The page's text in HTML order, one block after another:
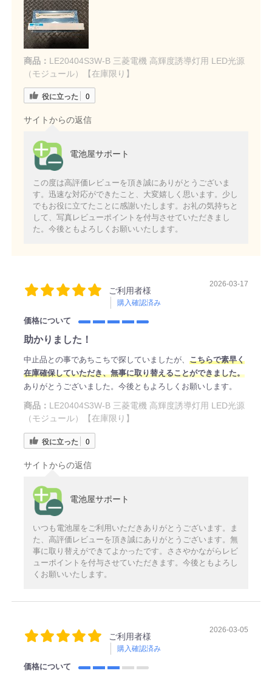
商品： LE20404S3W-B 三菱電機 高輝度誘導灯用 LED光源
（モジュール）【在庫限り】
役に立った 0
サイトからの返信
電池屋サポート
この度は高評価レビューを頂き誠にありがとうございま
す。迅速な対応ができたこと、大変嬉しく思います。少し
でもお役に立てたことに感謝いたします。お礼の気持ちと
して、写真レビューポイントを付与させていただきまし
た。今後ともよろしくお願いいたします。
ご利用者様
購入確認済み
2026-03-17
価格について
助かりました！
中止品との事であちこちで探していましたが、 こちらで素早く
在庫確保していただき、無事に取り替えることができました。
ありがとうございました。今後ともよろしくお願いします。
商品： LE20404S3W-B 三菱電機 高輝度誘導灯用 LED光源
（モジュール）【在庫限り】
役に立った 0
サイトからの返信
電池屋サポート
いつも電池屋をご利用いただきありがとうございます。ま
た、高評価レビューを頂き誠にありがとうございます。無
事に取り替えができてよかったです。ささやかながらレビ
ューポイントを付与させていただきます。今後ともよろし
くお願いいたします。
ご利用者様
購入確認済み
2026-03-05
価格について